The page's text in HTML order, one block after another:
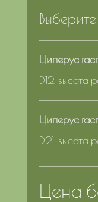
Циперус
D12, высота
Циперус
D21, высота
Цена